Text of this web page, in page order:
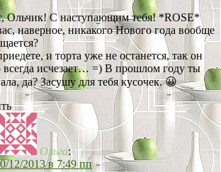
Ольчик! С наступающим тебя! *ROSE*
наверное, никакого Нового года вообще
и торта уже не останется, так он
всегда исчезает… =) В прошлом году ты
да? Засушу для тебя кусочек. 😀
Ольга:
12/2013 в 7:49 пп